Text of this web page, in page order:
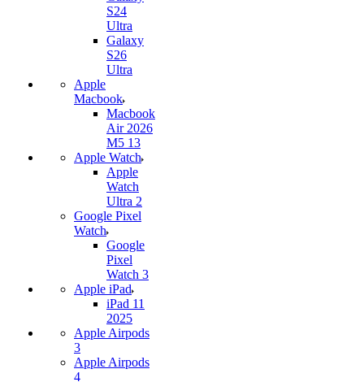
S24
Ultra
Galaxy
S26
Ultra
Apple
Macbook
Macbook
Air 2026
M5 13
Apple Watch
Apple
Watch
Ultra 2
Google Pixel
Watch
Google
Pixel
Watch 3
Apple iPad
iPad 11
2025
Apple Airpods
3
Apple Airpods
4